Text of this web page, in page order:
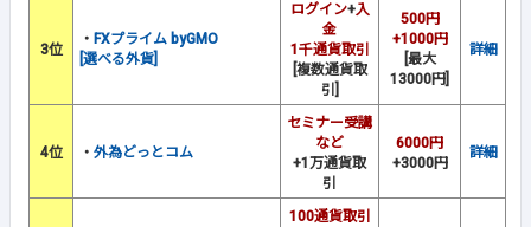
3位
・ FXプライム byGMO
[選べる外貨]
ログイン+入
金
1千通貨取引
[複数通貨取
引]
500円
+1000円
[最大
13000円]
詳細
4位 ・ 外為どっとコム
セミナー受講
など
+1万通貨取
引
6000円
+3000円
詳細
100通貨取引